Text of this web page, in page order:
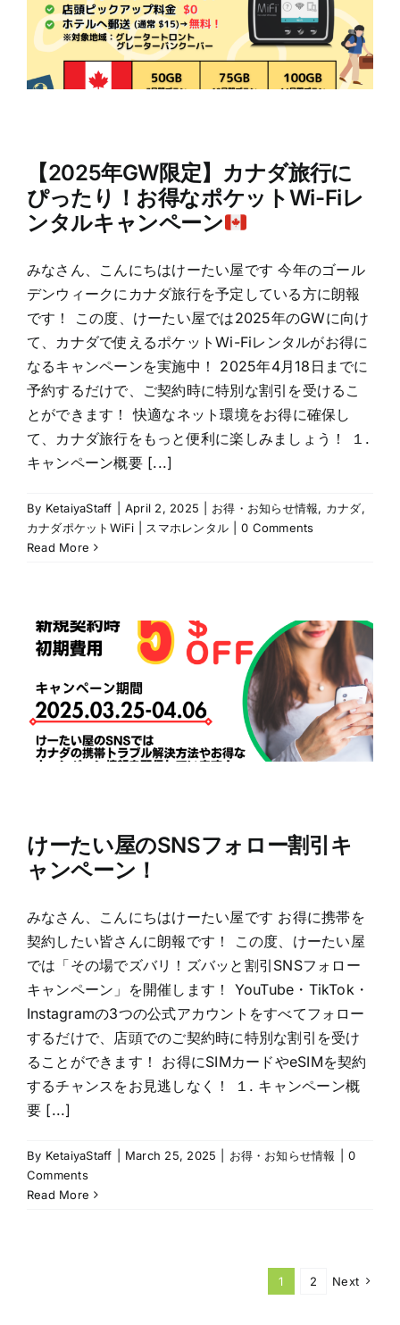
【2025年GW限定】カナダ旅行に
ぴったり！お得なポケットWi-Fiレ
ンタルキャンペーン
みなさん、こんにちはけーたい屋です 今年のゴール
デンウィークにカナダ旅行を予定している方に朗報
です！ この度、けーたい屋では2025年のGWに向け
て、カナダで使えるポケットWi-Fiレンタルがお得に
なるキャンペーンを実施中！ 2025年4月18日までに
予約するだけで、ご契約時に特別な割引を受けるこ
とができます！ 快適なネット環境をお得に確保し
て、カナダ旅行をもっと便利に楽しみましょう！ １.
キャンペーン概要 [...]
By KetaiyaStaff April 2, 2025 お得・お知らせ情報, カナダ,
カナダポケットWiFi | スマホレンタル
0 Comments
Read More
けーたい屋のSNSフォロー割引キ
ャンペーン！
みなさん、こんにちはけーたい屋です お得に携帯を
契約したい皆さんに朗報です！ この度、けーたい屋
では「その場でズバリ！ズバッと割引SNSフォロー
キャンペーン」を開催します！ YouTube・TikTok・
Instagramの3つの公式アカウントをすべてフォロー
するだけで、店頭でのご契約時に特別な割引を受け
ることができます！ お得にSIMカードやeSIMを契約
するチャンスをお見逃しなく！ １. キャンペーン概
要 [...]
By KetaiyaStaff March 25, 2025 お得・お知らせ情報
0
Comments
Read More
1 2 Next